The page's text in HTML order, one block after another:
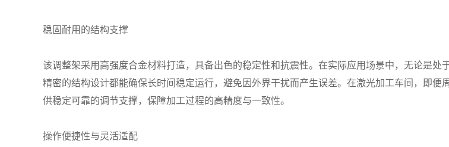
稳固耐用的结构支撑
该调整架采用高强度合金材料打造，具备出色的稳定性和抗震性。在实际应用场景中，无论是
精密的结构设计都能确保长时间稳定运行，避免因外界干扰而产生误差。在激光加工车间，即
供稳定可靠的调节支撑，保障加工过程的高精度与一致性。
操作便捷性与灵活适配